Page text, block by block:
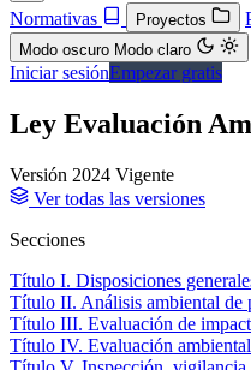
Normativas Proyectos
Modo oscuro Modo claro
Iniciar sesiónEmpezar gratis
Ley Evaluación
Versión 2024 Vigente
Ver todas las versiones
Secciones
Título I. Disposiciones
Título II. Análisis ambiental de
Título III. Evaluación de
Título IV. Evaluación